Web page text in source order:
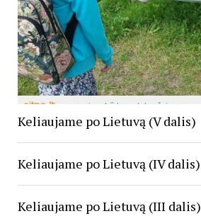
Keliaujame po Lietuvą (V dalis)
Keliaujame po Lietuvą (IV dalis)
Keliaujame po Lietuvą (III dalis)